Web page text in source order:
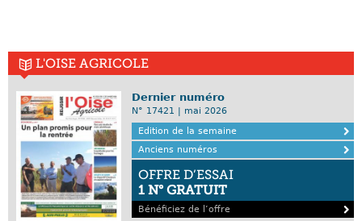
L'OISE AGRICOLE
Dernier numéro
N° 17421 | mai 2026
Edition de la semaine
Anciens numéros
OFFRE D’ESSAI
1 N° GRATUIT
Bénéficiez de l’offre